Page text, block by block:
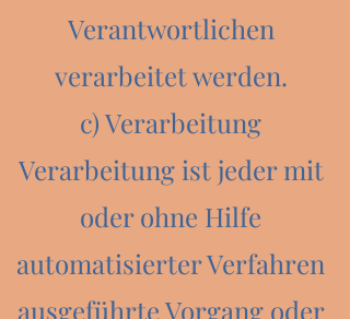
Verantwortlichen
verarbeitet werden.
c) Verarbeitung
Verarbeitung ist jeder mit
oder ohne Hilfe
automatisierter Verfahren
ausgeführte Vorgang oder